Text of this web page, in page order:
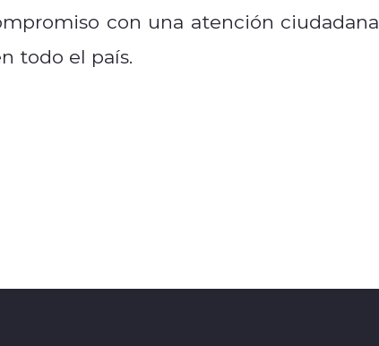
con una atención ciudadana
todo el país.